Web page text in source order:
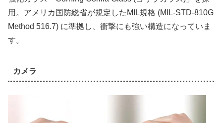
用。アメリカ国防総省が規定したMIL規格 (MIL-STD-810G
Method 516.7) に準拠し、衝撃にも強い構造になっていま
す。
カメラ